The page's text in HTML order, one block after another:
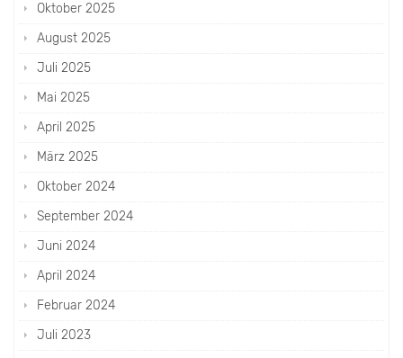
Oktober 2025
August 2025
Juli 2025
Mai 2025
April 2025
März 2025
Oktober 2024
September 2024
Juni 2024
April 2024
Februar 2024
Juli 2023